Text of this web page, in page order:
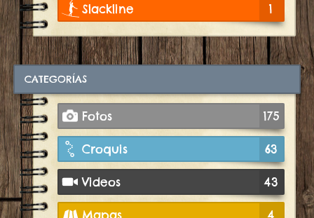
Slackline 1
CATEGORÍAS
Fotos 175
Croquis 63
Videos 43
Mapas 4